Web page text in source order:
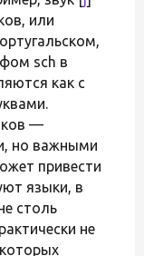
или
sch в
как с
—
но важными
привести
языки, в
столь
не